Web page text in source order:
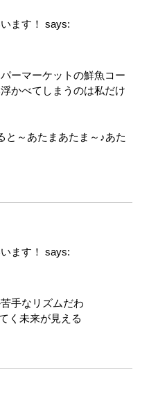
ます！
says:
ーマーケットの鮮魚コー
かべてしまうのは私だけ
と～あたまあたま～♪あた
ます！
says:
手なリズムだわ
く未来が見える